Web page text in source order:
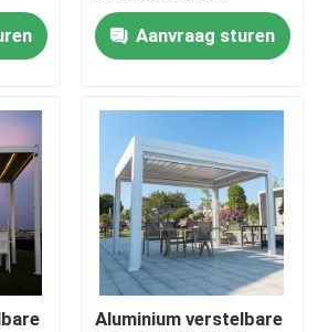
Aanvraag sturen
Aluminium verstelbare